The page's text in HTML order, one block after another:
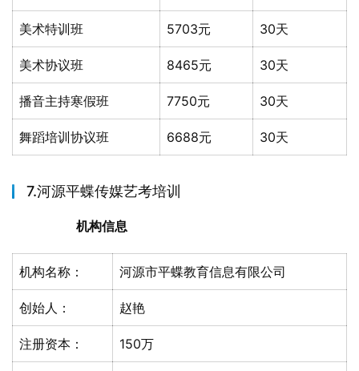
美术特训班 5703元 30天
美术协议班 8465元 30天
播音主持寒假班 7750元 30天
舞蹈培训协议班 6688元 30天
7.河源平蝶传媒艺考培训
机构信息
机构名称： 河源市平蝶教育信息有限公司
创始人： 赵艳
注册资本： 150万